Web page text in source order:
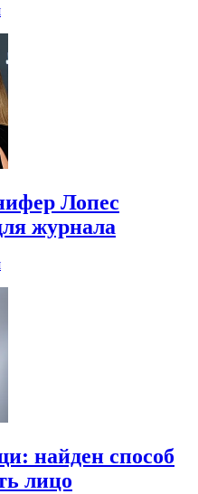
Лопес
журнала
найден способ
лицо